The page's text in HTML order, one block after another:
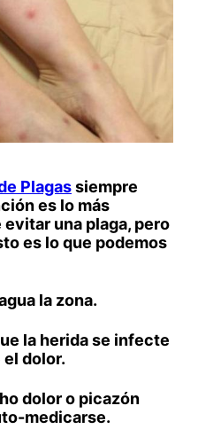
Plagassiempre
es lo más
una plaga, pero
es lo que podemos
la zona.
la herida se infecte
el dolor.
dolor o picazón
medicarse.